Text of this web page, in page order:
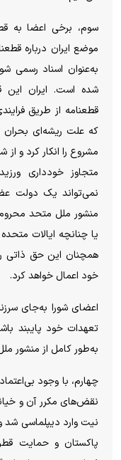
موضع ایران درباره
به‌عنوان اسناد رسمی
شده است. ایران این
قطعنامه از طریق
که علت ریشه‌ای بحران
مشروع را انکار کرد و از
متجاوز خودداری
نمی‌تواند یک دولت
منشور ملل متحد محروم
یا چنانچه ایالات
همچنان این حق ذاتی
خود اعمال خواهد کرد.
اعضای شورا به‌جای
تعهدات خود پایبند
به‌طور کامل از منشور
چهارم، با وجود
نقض‌های مکرر آن و
نیت وارد دیپلماسی شد
پاکستان و حمایت